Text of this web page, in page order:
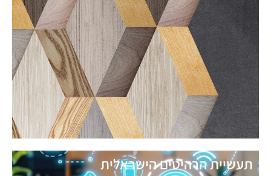
תעשיית הרהיטים הישראלית